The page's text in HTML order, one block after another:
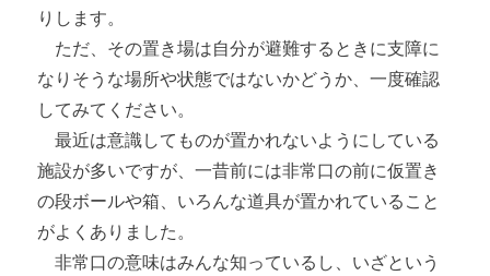
りします。
ただ、その置き場は自分が避難するときに支障に
なりそうな場所や状態ではないかどうか、一度確認
してみてください。
最近は意識してものが置かれないようにしている
施設が多いですが、一昔前には非常口の前に仮置き
の段ボールや箱、いろんな道具が置かれていること
がよくありました。
非常口の意味はみんな知っているし、いざという